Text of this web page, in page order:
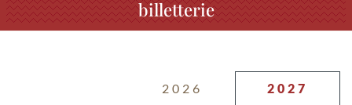
billetterie
2027
2026